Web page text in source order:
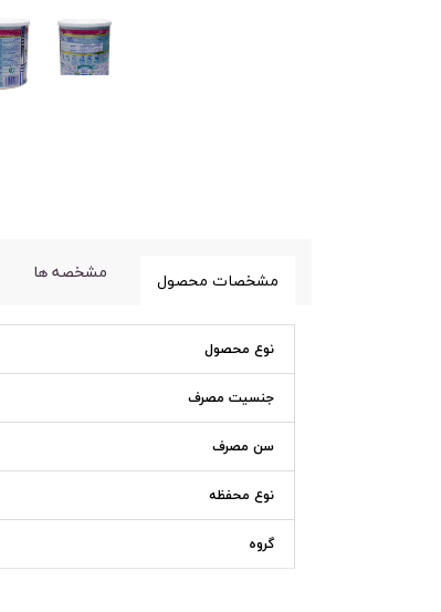
مشخصات محصول مشخصه ها
نوع محصول
جنسیت مصرف
سن مصرف
نوع محفظه
گروه